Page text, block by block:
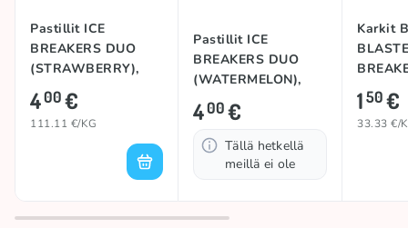
Pastillit ICE
BREAKERS DUO
(STRAWBERRY),
36g
400€
111.11 €/KG
Pastillit ICE
BREAKERS DUO
(WATERMELON),
37g
400€
Tällä hetkellä
meillä ei ole
Karkit
150€
33.33 €/